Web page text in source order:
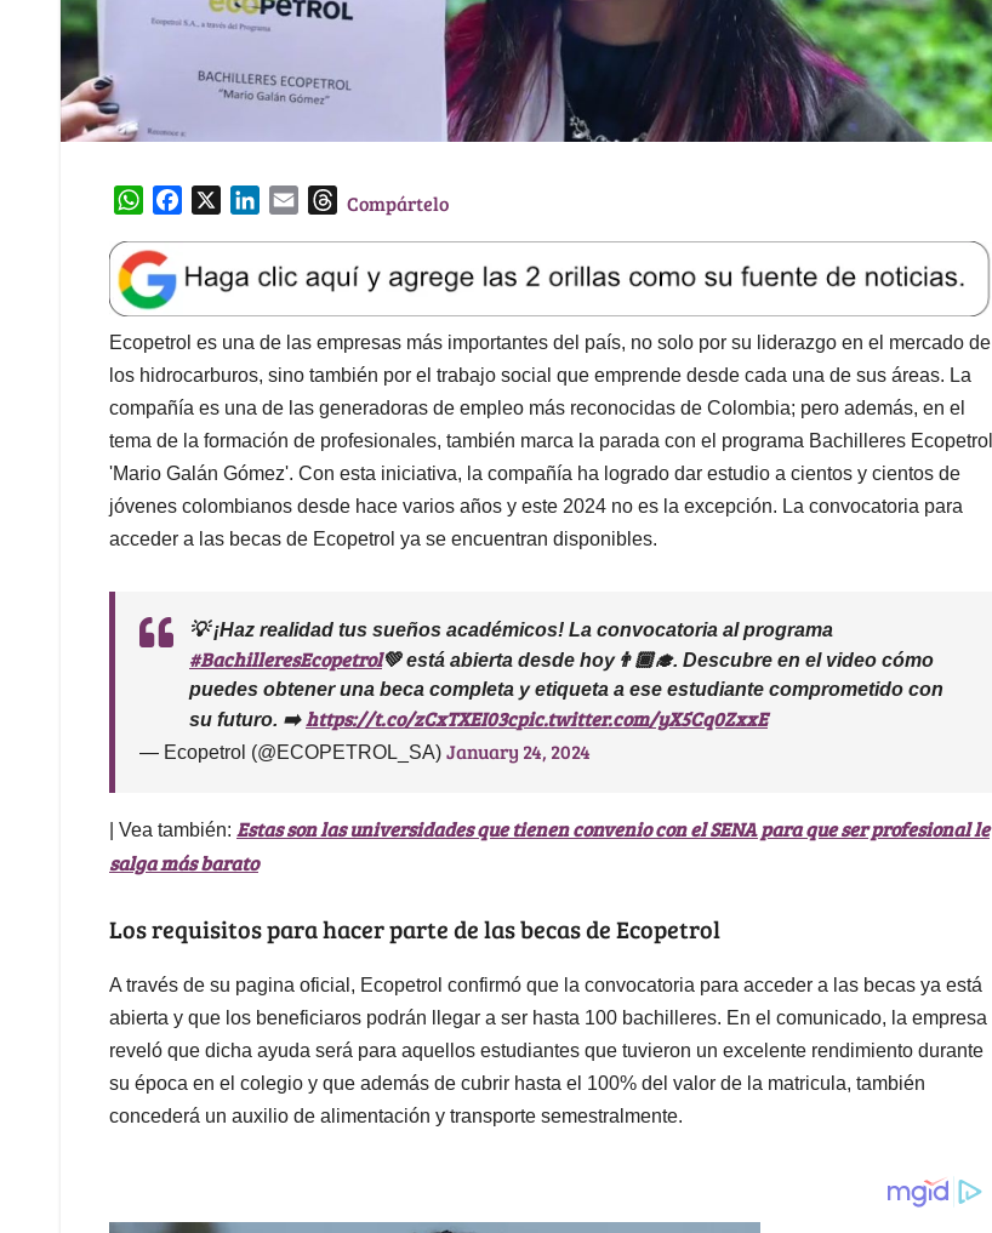
W
a
t
s
A
p
p
e
b
o
o
k
k
e
d
I
n
l
T
e
a
d
s
Compártelo
Ecopetrol es una de las empresas más importantes del país, no solo por su liderazgo en el mercado de
los hidrocarburos, sino también por el trabajo social que emprende desde cada una de sus áreas. La
compañía es una de las generadoras de empleo más reconocidas de Colombia; pero además, en el
tema de la formación de profesionales, también marca la parada con el programa Bachilleres Ecopetrol
'Mario Galán Gómez'. Con esta iniciativa, la compañía ha logrado dar estudio a cientos y cientos de
jóvenes colombianos desde hace varios años y este 2024 no es la excepción. La convocatoria para
acceder a las becas de Ecopetrol ya se encuentran disponibles.
💡 ¡Haz realidad tus sueños académicos! La convocatoria al programa
#BachilleresEcopetrol💚 está abierta desde hoy👨🏾‍🎓. Descubre en el video cómo
puedes obtener una beca completa y etiqueta a ese estudiante comprometido con
su futuro. ➡️https://t.co/zCxTXEI03cpic.twitter.com/yX5Cq0ZxxE
— Ecopetrol (@ECOPETROL_SA) January 24, 2024
| Vea también: Estas son las universidades que tienen convenio con el SENA para que ser profesional le
salga más barato
Los requisitos para hacer parte de las becas de Ecopetrol
A través de su pagina oficial, Ecopetrol confirmó que la convocatoria para acceder a las becas ya está
abierta y que los beneficiaros podrán llegar a ser hasta 100 bachilleres. En el comunicado, la empresa
reveló que dicha ayuda será para aquellos estudiantes que tuvieron un excelente rendimiento durante
su época en el colegio y que además de cubrir hasta el 100% del valor de la matricula, también
concederá un auxilio de alimentación y transporte semestralmente.